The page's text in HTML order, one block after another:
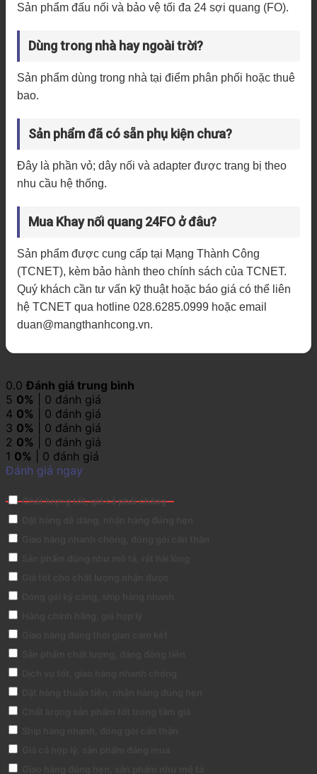
Sản phẩm đấu nối và bảo vệ tối đa 24 sợi quang (FO).
Dùng trong nhà hay ngoài trời?
Sản phẩm dùng trong nhà tại điểm phân phối hoặc thuê
bao.
Sản phẩm đã có sẵn phụ kiện chưa?
Đây là phần vỏ; dây nối và adapter được trang bị theo
nhu cầu hệ thống.
Mua Khay nối quang 24FO ở đâu?
Sản phẩm được cung cấp tại Mạng Thành Công
(TCNET), kèm bảo hành theo chính sách của TCNET.
Quý khách cần tư vấn kỹ thuật hoặc báo giá có thể liên
hệ TCNET qua hotline 028.6285.0999 hoặc email
duan@mangthanhcong.vn.
0.0Đánh giá trung bình
5 0% | 0 đánh giá
4 0% | 0 đánh giá
3 0% | 0 đánh giá
2 0% | 0 đánh giá
1 0% | 0 đánh giá
Đánh giá ngay
Chất lượng tốt, giá cả phải chăng